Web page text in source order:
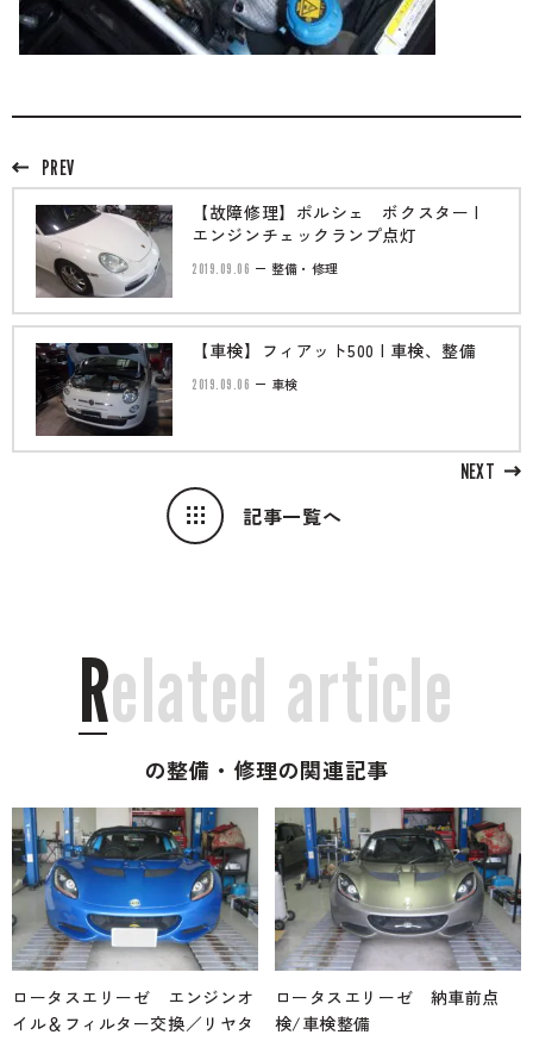
PREV
【故障修理】ポルシェ ボクスター |
エンジンチェックランプ点灯
2019.09.06 整備・修理
記事一覧へ
NEXT
【車検】フィアット500 | 車検、整備
2019.09.06 車検
Related article
の整備・修理の関連記事
ロータスエリーゼ エンジンオ
イル＆フィルター交換／リヤタ
ロータスエリーゼ 納車前点
検/車検整備